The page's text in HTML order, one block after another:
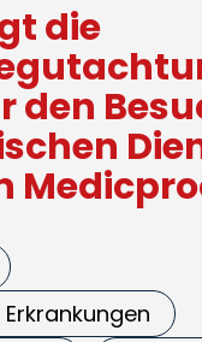
die
den